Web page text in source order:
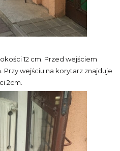
12 cm. Przed wejściem
Przy wejściu na korytarz znajduje
2cm.